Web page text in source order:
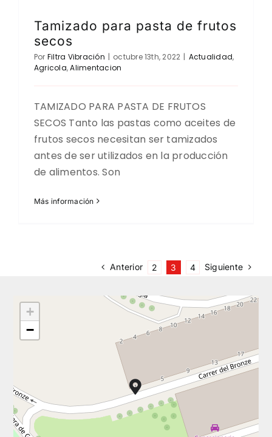
Tamizado para pasta de frutos
secos
Por Filtra Vibración | octubre 13th, 2022 | Actualidad,
Agricola,Alimentacion
TAMIZADO PARA PASTA DE FRUTOS
SECOS Tanto las pastas como aceites de
frutos secos necesitan ser tamizados
antes de ser utilizados en la producción
de alimentos. Son
Más información
Anterior 2 3 4 Siguiente
+
−